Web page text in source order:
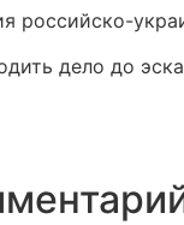
российско-
дело до